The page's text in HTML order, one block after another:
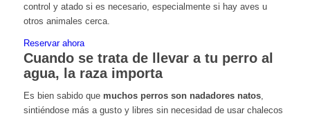
control y atado si es necesario, especialmente si hay aves u
otros animales cerca.
Reservar ahora
Cuando se trata de llevar a tu perro al
agua, la raza importa
Es bien sabido que muchos perros son nadadores natos,
sintiéndose más a gusto y libres sin necesidad de usar chalecos